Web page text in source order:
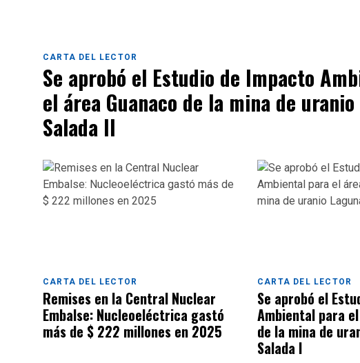
CARTA DEL LECTOR
Se aprobó el Estudio de Impacto
el área Guanaco de la mina de
Salada II
CARTA DEL LECTOR
Remises en la Central Nuclear
Embalse: Nucleoeléctrica gastó
más de $ 222 millones en 2025
CARTA DEL LECTOR
Se aprobó el
Ambiental para
de la mina de
Salada I